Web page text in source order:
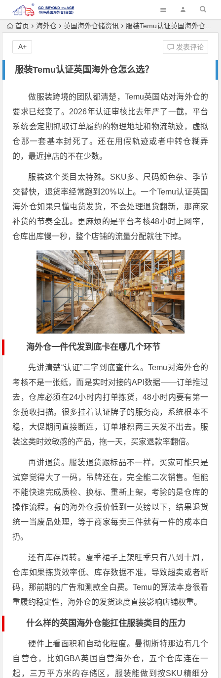
首页 海外仓 英国海外仓储资讯 服装Temu认证英国海外仓怎么选？
服装Temu认证英国海外仓怎么选？
发表评论
A+
做服装跨境的团队都清楚，Temu英国站对海外仓的
要求已经变了。2026年认证审核比去年严了一截，平台
系统会定期抓取订单履约的物理地址和物流轨迹，虚拟
仓那一套基本封死了。还在用假轨迹或者中转仓糊弄
的，最近掉店的不在少数。
服装这个类目太特殊。SKU多、尺码颜色杂、季节
交替快，退货率经常跑到20%以上。一个Temu认证英国
海外仓如果只懂屯货发货，不会处理退货翻新，那商家
补货的节奏全乱。更麻烦的是平台考核48小时上网率，
仓库出库慢一秒，整个店铺的流量分配就往下掉。
海外仓一件代发到底卡在哪几个环节
先讲清楚“认证”二字到底查什么。Temu对海外仓的
考核不是一张纸，而是实时对接的API数据——订单推过
去，仓库必须在24小时内打单拣货，48小时内要有第一
条揽收扫描。很多挂着认证牌子的服务商，系统根本不
稳，大促期间直接断连，订单堆积两三天发不出去。服
装这类时效敏感的产品，拖一天，买家退款率翻倍。
再讲退货。服装退货跟标品不一样，买家可能只是
试穿觉得大了一码，吊牌还在，完全能二次销售。但能
不能快速完成质检、换标、重新上架，考验的是仓库的
操作流程。有的海外仓报价低到一英镑以下，结果退货
统一当废品处理，等于商家每卖三件就有一件的成本白
扔。
还有库存周转。夏季裙子上架旺季只有八到十周，
仓库如果拣货效率低、库存数据不准，导致超卖或者断
码，那前期的广告和测款全白费。Temu的算法本身很看
重履约稳定性，海外仓的发货速度直接影响店铺权重。
什么样的英国海外仓能扛住服装类目的压力
硬件上看面积和自动化程度。曼彻斯特那边有几个
自营仓，比如GBA英国自营海外仓，五个仓库连在一
起，三万平方米的存储区，服装能做到按SKU精细分